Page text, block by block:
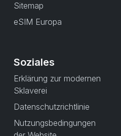
Sitemap
eSIM Europa
Soziales
Erklärung zur modernen
Sklaverei
Datenschutzrichtlinie
Nutzungsbedingungen